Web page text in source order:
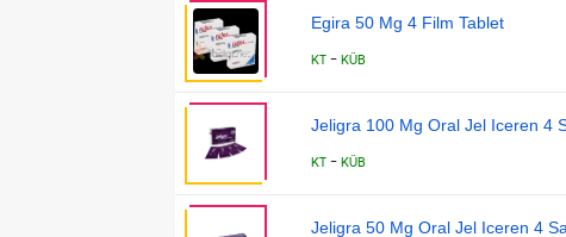
Egira 50 Mg 4 Film Tablet
KT - KÜB
Jeligra 100 Mg Oral Jel Iceren 4
KT - KÜB
Jeligra 50 Mg Oral Jel Iceren 4